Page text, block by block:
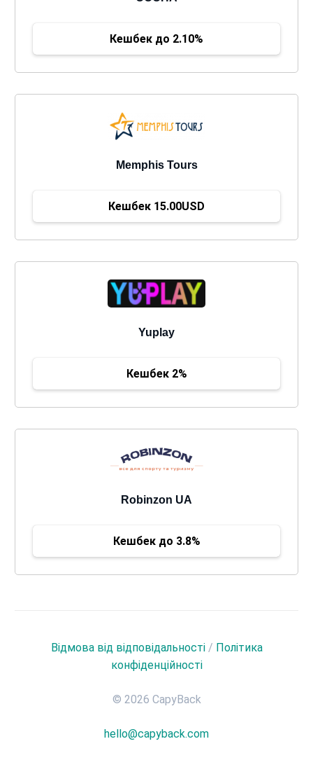
Кешбек до 2.10%
Memphis Tours
Кешбек 15.00USD
Yuplay
Кешбек 2%
Robinzon UA
Кешбек до 3.8%
Відмова від відповідальності/ Політика
конфіденційності
© 2026 CapyBack
hello@capyback.com